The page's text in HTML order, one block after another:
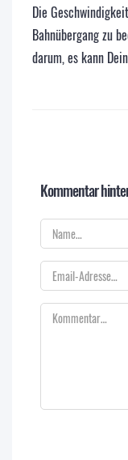
Die
Bahnübergang zu
darum, es kann
Kommentar